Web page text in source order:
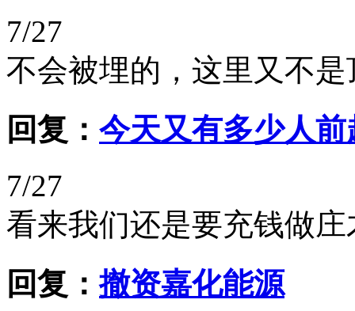
7/27
不会被埋的，这里又不是
回复： 今天又有多少人
7/27
看来我们还是要充钱做庄
回复：撤资嘉化能源